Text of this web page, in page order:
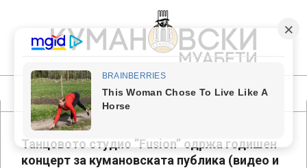
content
КУМАНОВСКИ
МУАБЕТИ
Primary
Navigation
MenuТанцовото студио ”Fusion” одржа годишен
концерт за кумановската публика (видео и